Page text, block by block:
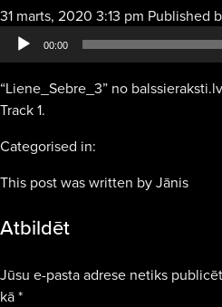
31 marts, 2020 3:13 pm Published
00:00
“Liene_Sebre_3” no
Track 1.
Categorised in:
This post was written by Jānis
Atbildēt
Jūsu e-pasta adrese netiks
kā*